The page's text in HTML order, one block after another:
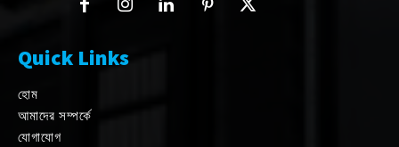
Quick Links
হোম
আমাদের সম্পর্কে
যোগাযোগ